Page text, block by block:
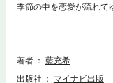
季節の中を恋愛が流れて
からどんな恋愛を言葉
ます。季節の移ろい中
okコンテスト入選作品。
著者
藍充希
出版社
マイナビ出版